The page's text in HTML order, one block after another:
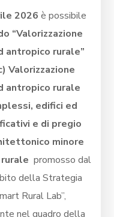
2026 è possibile
“Valorizzazione
antropico rurale”
Valorizzazione
antropico rurale
edifici ed
e di pregio
minore
ruralepromosso dal
della Strategia
Rural Lab”,
nel quadro della